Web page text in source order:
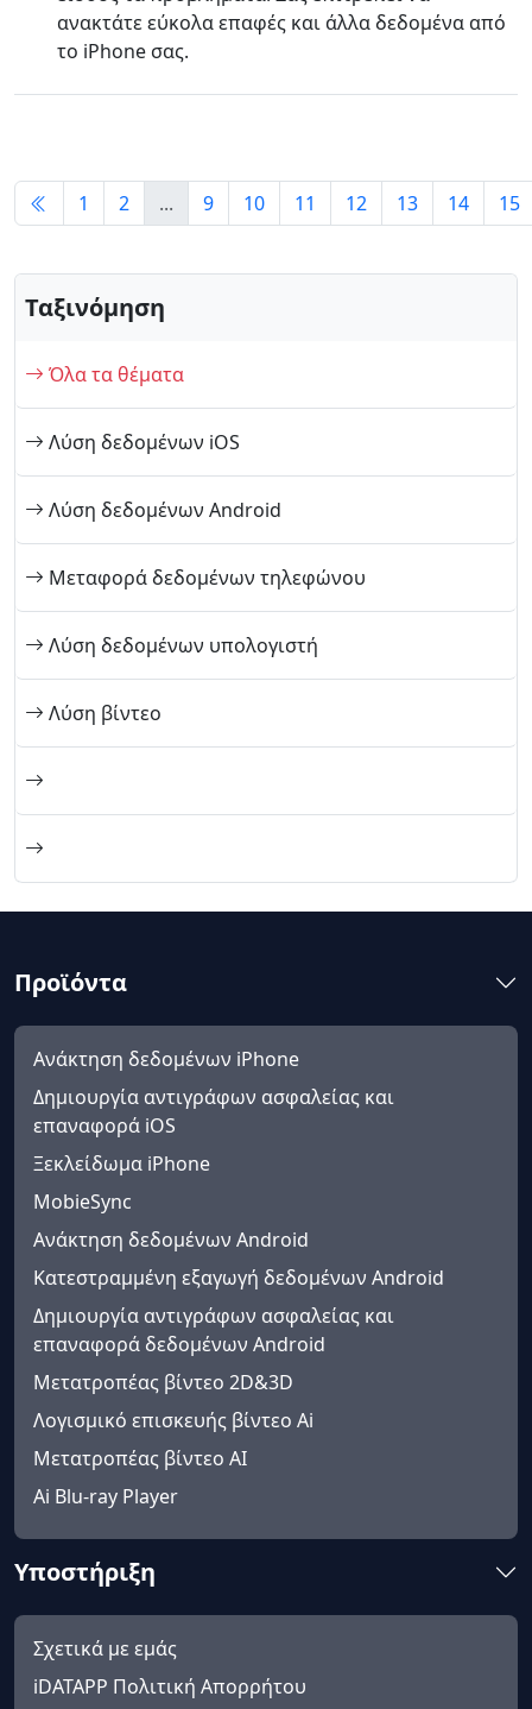
Ταξινόμηση
Όλα τα θέματα
Λύση δεδομένων iOS
Λύση δεδομένων Android
Μεταφορά δεδομένων τηλεφώνου
Λύση δεδομένων υπολογιστή
Λύση βίντεο
ανακτάτε εύκολα επαφές και άλλα δεδομένα από
το iPhone σας.
1 2 ... 9 10 11 12 13 14 15
Προϊόντα
Ανάκτηση δεδομένων iPhone
Δημιουργία αντιγράφων ασφαλείας και
επαναφορά iOS
Ξεκλείδωμα iPhone
MobieSync
Ανάκτηση δεδομένων Android
Κατεστραμμένη εξαγωγή δεδομένων Android
Δημιουργία αντιγράφων ασφαλείας και
επαναφορά δεδομένων Android
Μετατροπέας βίντεο 2D&3D
Λογισμικό επισκευής βίντεο Ai
Μετατροπέας βίντεο AI
Ai Blu-ray Player
Υποστήριξη
Σχετικά με εμάς
iDATAPP Πολιτική Απορρήτου